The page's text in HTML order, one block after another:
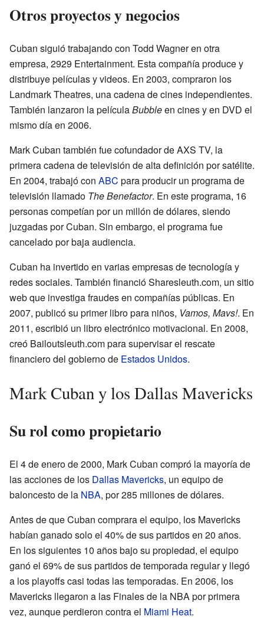
Otros proyectos y negocios
Cuban siguió trabajando con Todd Wagner en otra
empresa, 2929 Entertainment. Esta compañía produce y
distribuye películas y videos. En 2003, compraron los
Landmark Theatres, una cadena de cines independientes.
También lanzaron la películaBubbleen cines y en DVD el
mismo día en 2006.
Mark Cuban también fue cofundador de AXS TV, la
primera cadena de televisión de alta definición por satélite.
En 2004, trabajó con ABC para producir un programa de
televisión llamado The Benefactor. En este programa, 16
personas competían por un millón de dólares, siendo
juzgadas por Cuban. Sin embargo, el programa fue
cancelado por baja audiencia.
Cuban ha invertido en varias empresas de tecnología y
redes sociales. También financió Sharesleuth.com, un sitio
web que investiga fraudes en compañías públicas. En
2007, publicó su primer libro para niños, Vamos, Mavs!. En
2011, escribió un libro electrónico motivacional. En 2008,
creó Bailoutsleuth.com para supervisar el rescate
financiero del gobierno de Estados Unidos.
Mark Cuban y los Dallas Mavericks
Su rol como propietario
El 4 de enero de 2000, Mark Cuban compró la mayoría de
las acciones de los Dallas Mavericks, un equipo de
baloncesto de la NBA, por 285 millones de dólares.
Antes de que Cuban comprara el equipo, los Mavericks
habían ganado solo el 40% de sus partidos en 20 años.
En los siguientes 10 años bajo su propiedad, el equipo
ganó el 69% de sus partidos de temporada regular y llegó
a los playoffs casi todas las temporadas. En 2006, los
Mavericks llegaron a las Finales de la NBA por primera
vez, aunque perdieron contra el Miami Heat.